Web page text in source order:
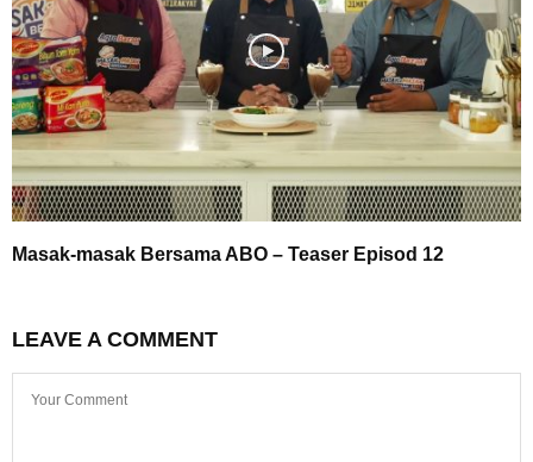
Masak-masak Bersama ABO – Teaser Episod 12
LEAVE A COMMENT